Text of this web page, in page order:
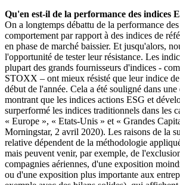
Qu'en est-il de la performance des indices
On a longtemps débattu de la performance
comportement par rapport à des indices de
en phase de marché baissier. Et jusqu'alors,
l'opportunité de tester leur résistance. Les
plupart des grands fournisseurs d'indices -
STOXX – ont mieux résisté que leur indice
début de l'année. Cela a été souligné dans
montrant que les indices actions ESG et
surperformé les indices traditionnels dans les
« Europe », « Etats-Unis » et « Grandes
Morningstar, 2 avril 2020). Les raisons de la
relative dépendent de la méthodologie
mais peuvent venir, par exemple, de
compagnies aériennes, d'une exposition
ou d'une exposition plus importante aux